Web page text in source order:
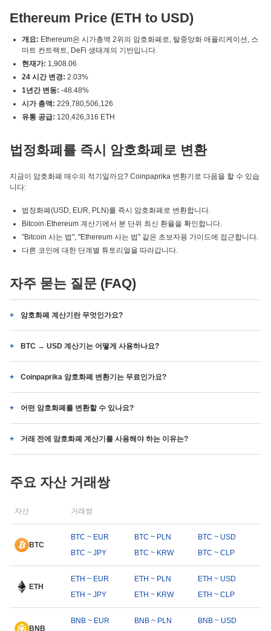
Ethereum Price (ETH to USD)
개요: Ethereum은 시가총액 2위의 암호화폐로, 탈중앙화 애플리케이션, 스
마트 컨트랙트, DeFi 생태계의 기반입니다.
현재가: 1,908.06
24 시간 변경: 2.03%
1년간 변동: -48.48%
시가 총액: 229,780,506,126
유통 공급: 120,426,316 ETH
법정화폐를 즉시 암호화폐로 변환
지금이 암호화폐 매수의 적기일까요? Coinpaprika 변환기로 다음을 할 수 있습
니다:
법정화폐(USD, EUR, PLN)를 즉시 암호화폐로 변환합니다.
Bitcoin·Ethereum 계산기에서 분 단위 최신 환율을 확인합니다.
"Bitcoin 사는 법", "Ethereum 사는 법" 같은 초보자용 가이드에 접근합니다.
다른 코인에 대한 단계별 튜토리얼을 따라갑니다.
자주 묻는 질문 (FAQ)
암호화폐 계산기란 무엇인가요?
BTC → USD 계산기는 어떻게 사용하나요?
Coinpaprika 암호화폐 변환기는 무료인가요?
어떤 암호화폐를 변환할 수 있나요?
거래 전에 암호화폐 계산기를 사용해야 하는 이유는?
주요 자산 거래쌍
자산 거래쌍
BTC
BTC ~ EUR BTC ~ PLN
BTC ~ USD
BTC ~ JPY
BTC ~ KRW BTC ~ CLP
ETH
ETH ~ EUR ETH ~ PLN
ETH ~ USD
ETH ~ JPY
ETH ~ KRW ETH ~ CLP
BNB
BNB ~ EUR BNB ~ PLN
BNB ~ USD